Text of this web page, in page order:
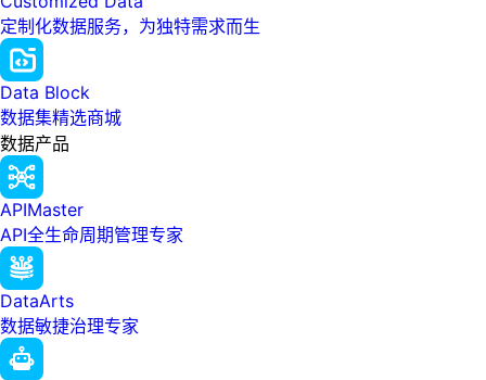
定制化数据服务，为独特需求而生
Data Block
数据集精选商城
数据产品
APIMaster
API全生命周期管理专家
DataArts
数据敏捷治理专家